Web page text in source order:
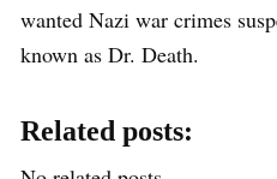
wanted Nazi war crimes
known as Dr. Death.
Related posts: